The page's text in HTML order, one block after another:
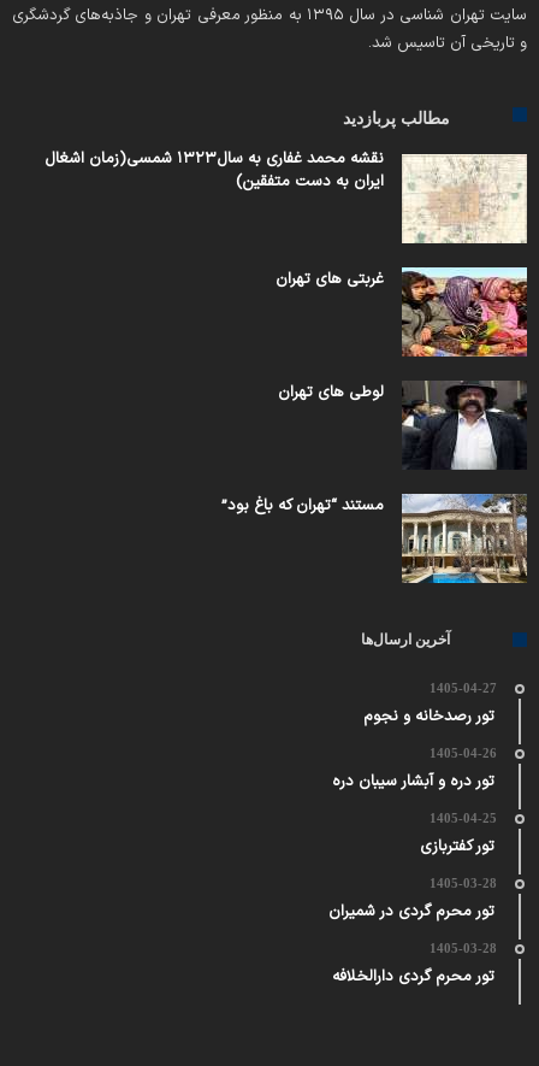
سایت تهران شناسی در سال ۱۳۹۵ به منظور معرفی تهران و جاذبه‌های گردشگری
و تاریخی آن تاسیس شد.
مطالب پربازدید
نقشه محمد غفاری به سال۱۳۲۳ شمسی(زمان اشغال
ایران به دست متفقین)
غربتی های تهران
لوطی های تهران
مستند “تهران که باغ بود”
آخرین ارسال‌ها
1405-04-27
تور رصدخانه و نجوم
1405-04-26
تور دره و آبشار سیبان دره
1405-04-25
تور کفتربازی
1405-03-28
تور محرم گردی در شمیران
1405-03-28
تور محرم گردی دارالخلافه